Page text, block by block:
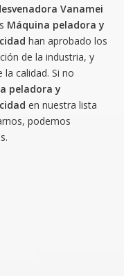
Vanamei
Máquina peladora y
han aprobado los
de la industria, y
calidad. Si no
peladora y
en nuestra lista
podemos